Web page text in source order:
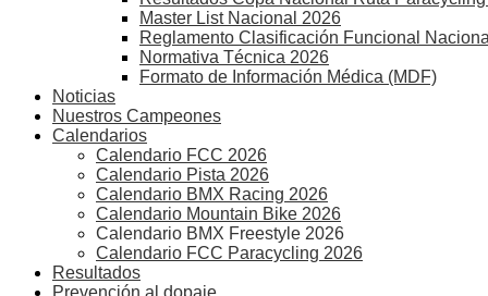
Master List Nacional 2026
Reglamento Clasificación Funcional Nacional
Normativa Técnica 2026
Formato de Información Médica (MDF)
Noticias
Nuestros Campeones
Calendarios
Calendario FCC 2026
Calendario Pista 2026
Calendario BMX Racing 2026
Calendario Mountain Bike 2026
Calendario BMX Freestyle 2026
Calendario FCC Paracycling 2026
Resultados
Prevención al dopaje